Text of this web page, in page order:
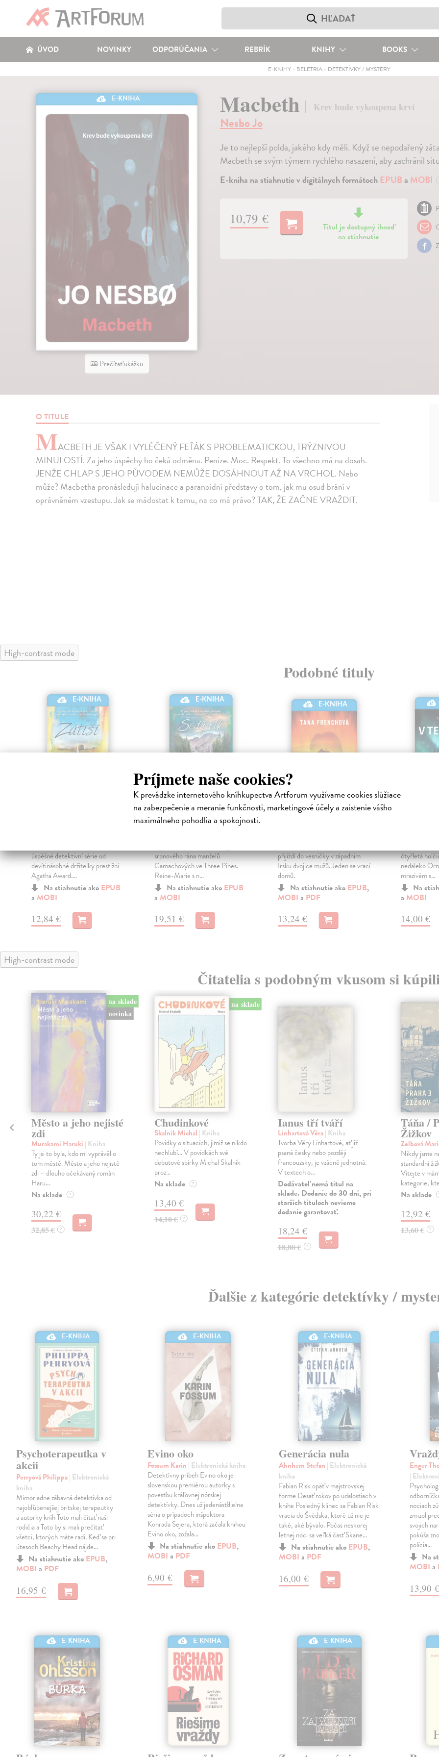
Príjmete naše cookies?
K prevádzke internetového kníhkupectva Artforum využívame cookies slúžiace
na zabezpečenie a meranie funkčnosti, marketingové účely a zaistenie vášho
maximálneho pohodlia a spokojnosti.
ÚVOD NOVINKY ODPORÚČANIA REBRÍK KNIHY BOOKS
E-KNIHY- BELETRIA- DETEKTÍVKY / MYSTERY
E-KNIHA
Prečítať ukážku
Macbeth Krev bude vykoupena krví
Nesbo Jo
Je to nejlepší polda, jakého kdy měli. Když se nepodařený
Macbeth se svým týmem rychlého nasazení, aby zachránil
E-kniha na stiahnutie v digitálnych formátoch EPUBa MOBI
10,79 €
Titul je dostupný ihneď
na stiahnutie
O TITULE
MACBETH JE VŠAK I VYLÉČENÝ FEŤÁK S PROBLEMATICKOU, TRÝZNIVOU
MINULOSTÍ. Za jeho úspěchy ho čeká odměna. Peníze. Moc. Respekt. To všechno má na dosah.
JENŽE CHLAP S JEHO PŮVODEM NEMŮŽE DOSÁHNOUT AŽ NA VRCHOL. Nebo
může? Macbetha pronásledují halucinace a paranoidní představy o tom, jak mu osud brání v
oprávněném vzestupu. Jak se mádostat k tomu, na co má právo? TAK, ŽE ZAČNE VRAŽDIT.
High-contrast mode
Podobné tituly
E-KNIHA
úspěšné detektivní série od
devítinásobné držitelky prestižní
Agatha Award....
Na stiahnutie ako EPUB
a MOBI
12,84 €
E-KNIHA
Šedý vlk
Penny Louise| Elektronická
srpnového rána manželů
Gamachových ve Three Pines.
Reine-Marie s n...
Na stiahnutie ako EPUB
a MOBI
19,51 €
E-KNIHA
Lovec
přijíždí do vesničky v západním
Irsku dvojice mužů. Jeden se vrací
domů.
Na stiahnutie ako EPUB,
MOBI a PDF
13,24 €
čtyřletá
nedaleko
mrazivém s...
Na
a MOBI
14,00 €
High-contrast mode
Čitatelia s podobným vkusom si
na sklade
novinka
Město a jeho nejisté
zdi
Murakami Haruki | Kniha
Ty jsi to byla, kdo mi vyprávěl o
tom městě. Město a jeho nejisté
zdi – dlouho očekávaný román
Haru...
Na sklade ?
30,22 €
32,85 € ?
na sklade
Chudinkové
Skalník Michal | Kniha
Povídky o situacích, jimiž se nikdo
nechlubí... V povídkách své
debutové sbírky Michal Skalník
proz...
Na sklade ?
13,40 €
14,10 € ?
Ianus tří tváří
Linhartová Věra| Kniha
Tvorba Věry Linhartové, ať již
psaná česky nebo později
francouzsky, je vzácně jednotná.
V textech o...
Dodávateľ nemá titul na
sklade. Dodanie do 30 dní, pri
starších tituloch nevieme
dodanie garantovať.
18,24 €
18,80 € ?
Táňa /
Žižkov
Zelbová
Nikdy jsme
standardní
Vítejte v
kategorie,
Na sklade
12,92 €
13,60 € ?
Ďalšie z kategórie detektívky /
E-KNIHA
Psychoterapeutka v
akcii
Perryová Philippa| Elektronická
kniha
Mimoriadne zábavná detektívka od
najobľúbenejšej britskej terapeutky
a autorky kníh Toto mali čítať naši
rodičia a Toto by si mali prečítať
všetci, ktorých máte radi. Keď sa pri
útesoch Beachy Head nájde…
Na stiahnutie ako EPUB,
MOBI a PDF
16,95 €
E-KNIHA
Evino oko
Fossum Karin | Elektronická kniha
Detektívny príbeh Evino oko je
slovenskou premiérou autorky s
povesťou kráľovnej nórskej
detektívky. Dnes už jedenásťdielna
séria o prípadoch inšpektora
Konrada Sejera, ktorá začala knihou
Evino oko, zožala…
Na stiahnutie ako EPUB,
MOBI a PDF
6,90 €
E-KNIHA
Generácia nula
Ahnhem Stefan | Elektronická
kniha
Fabian Risk opäť v majstrovskej
forme Desať rokov po udalostiach v
knihe Posledný klinec sa Fabian Risk
vracia do Švédska, ktoré už nie je
také, aké bývalo. Počas neskorej
letnej noci sa veľká časť Skane…
Na stiahnutie ako EPUB,
MOBI a PDF
16,00 €
Enger
|
nociach
zmizol
svojich
pokúša
polícia…
Na
MOBI a
13,90 €
E-KNIHA E-KNIHA E-KNIHA